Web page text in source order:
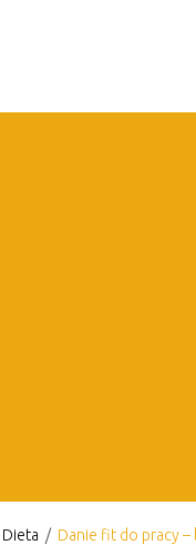
Dieta / Danie fit do pracy –